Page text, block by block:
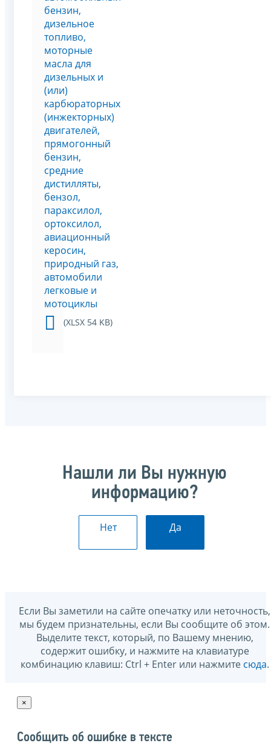
бензин,
дизельное
топливо,
моторные
масла для
дизельных и
(или)
карбюраторных
(инжекторных)
двигателей,
прямогонный
бензин,
средние
дистилляты,
бензол,
параксилол,
ортоксилол,
авиационный
керосин,
природный газ,
автомобили
легковые и
мотоциклы
(XLSX 54 KB)
Нашли ли Вы нужную
информацию?
Нет Да
Если Вы заметили на сайте опечатку или неточность,
мы будем признательны, если Вы сообщите об этом.
Выделите текст, который, по Вашему мнению,
содержит ошибку, и нажмите на клавиатуре
комбинацию клавиш: Ctrl + Enter или нажмите сюда.
×
Сообщить об ошибке в тексте